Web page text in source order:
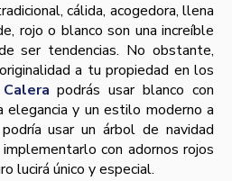
cálida, acogedora, llena
rojo o blanco son una increíble
ser tendencias. No obstante,
a tu propiedad en los
podrás usar blanco con
y un estilo moderno a
usar un árbol de navidad
con adornos rojos
lucirá único y especial.